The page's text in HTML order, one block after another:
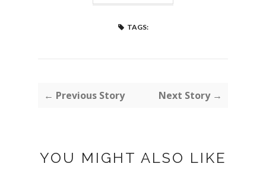
TAGS:
← Previous Story Next Story →
YOU MIGHT ALSO LIKE